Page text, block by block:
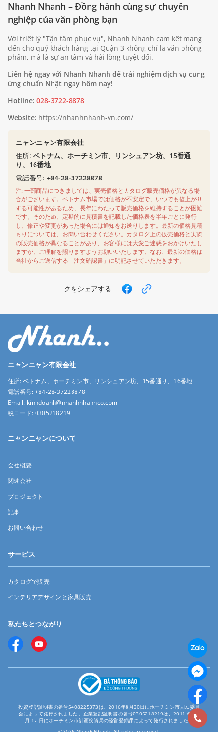
Nhanh Nhanh – Đồng hành cùng sự chuyên
nghiệp của văn phòng bạn
Với triết lý "Tận tâm phục vụ", Nhanh Nhanh cam kết mang
đến cho quý khách hàng tại Quận 3 không chỉ là văn phòng
phẩm, mà là sự an tâm và hài lòng tuyệt đối.
Liên hệ ngay với Nhanh Nhanh để trải nghiệm dịch vụ cung
ứng chuẩn Nhật ngay hôm nay!
Hotline: 028-3722-8878
Website: https://nhanhnhanh-vn.com/
ニャンニャン有限会社
住所: ベトナム、ホーチミン市、リンシュアン坊、15番通
り、16番地
電話番号: +84-28-37228878
注: 一部商品につきましては、実売価格とカタログ販売価格が異なる場
合がございます。ベトナム市場では価格が不安定で、いつでも値上がり
する可能性があるため、長年にわたって販売価格を維持することが困難
です。そのため、定期的に見積書を記載した価格表を半年ごとに発行
し、修正や変更があった場合には通知をお送りします。最新の価格見積
もりについては、お問い合わせください。カタログ上の販売価格と実際
の販売価格が異なることがあり、お客様には大変ご迷惑をおかけいたし
ますが、ご理解を賜りますようお願いいたします。なお、最新の価格は
当社からご送信する「注文確認書」に明記させていただきます。
クをシェアする
ニャンニャン有限会社
住所:ベトナム、ホーチミン市、リンシュアン坊、15番通り、16番地
電話番号: +84-28-37228878
Email: kinhdoanh@nhanhnhanhco.com
税コード: 0305218219
ニャンニャンについて
会社概要
関連会社
プロジェクト
記事
お問い合わせ
サービス
カタログで販売
インテリアデザインと家具販売
私たちとつながり
投資登記証明書の番号5408225373は、2016年8月30日にホーチミン市人民委員
会によって発行されました。企業登記証明書の番号0305218219は、2011 年 12
月 17 日にホーチミン市計画投資局の経営登録課によって発行されました。